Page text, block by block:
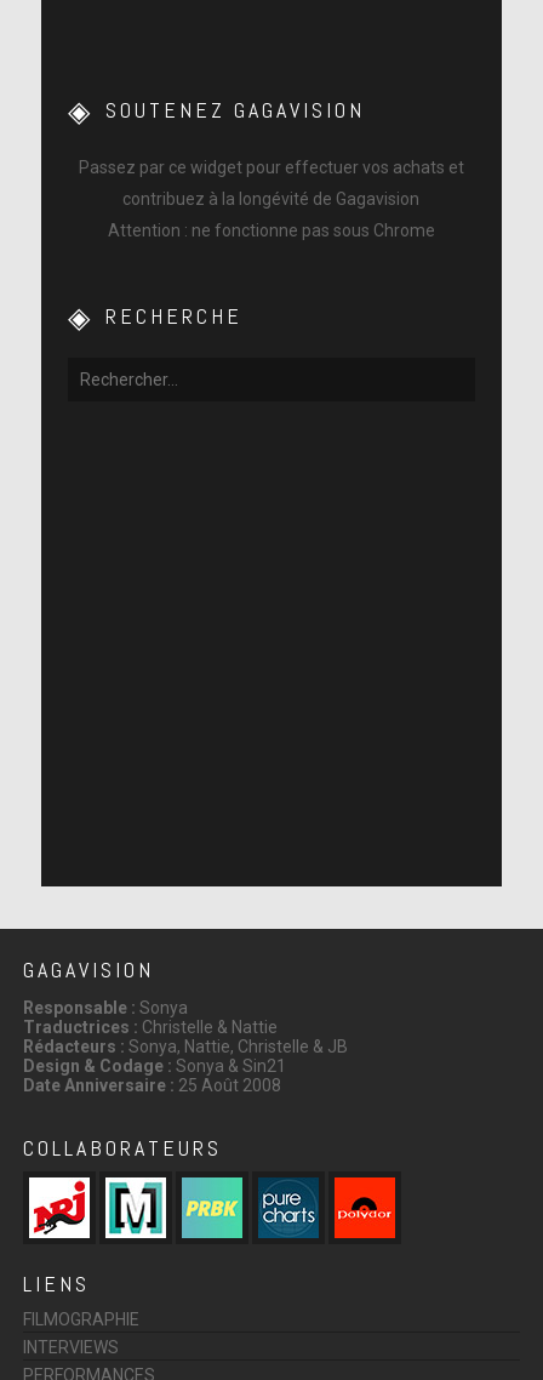
SOUTENEZ GAGAVISION
Passez par ce widget pour effectuer vos achats et
contribuez à la longévité de Gagavision
Attention : ne fonctionne pas sous Chrome
RECHERCHE
GAGAVISION
Responsable : Sonya
Traductrices : Christelle & Nattie
Rédacteurs : Sonya, Nattie, Christelle & JB
Design & Codage : Sonya & Sin21
Date Anniversaire : 25 Août 2008
COLLABORATEURS
LIENS
FILMOGRAPHIE
INTERVIEWS
PERFORMANCES